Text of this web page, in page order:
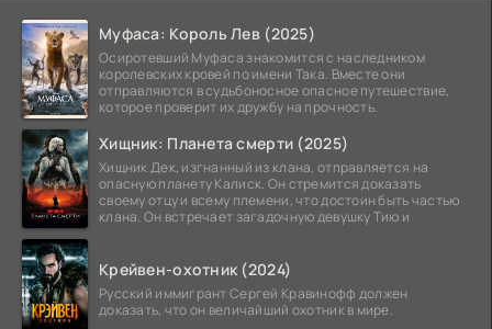
Муфаса: Король Лев (2025)
Осиротевший Муфаса знакомится с наследником
королевских кровей по имени Така. Вместе они
отправляются в судьбоносное опасное путешествие,
которое проверит их дружбу на прочность.
Хищник: Планета смерти (2025)
Хищник Дек, изгнанный из клана, отправляется на
опасную планету Калиск. Он стремится доказать
своему отцу и всему племени, что достоин быть частью
клана. Он встречает загадочную девушку Тию и
Крейвен-охотник (2024)
Русский иммигрант Сергей Кравинофф должен
доказать, что он величайший охотник в мире.